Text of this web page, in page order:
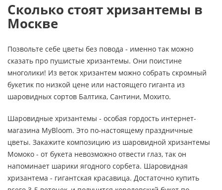
Сколько стоят хризантемы в
Москве
Позвольте себе цветы без повода - именно так можно
сказать про пушистые хризантемы. Они поистине
многолики! Из веток хризантем можно собрать скромный
букетик по низкой цене или настоящего гиганта из
шаровидных сортов Балтика, Сантини, Мохито.
Шаровидные хризантемы - особая гордость интернет-
магазина MyBloom. Это по-настоящему праздничные
цветы. Закажите композицию из шаровидной хризантемы
Момоко - от букета невозможно отвести глаз, так он
напоминает шарики ягодного сорбета. Шаровидная
хризантема - гигантская красавица. Достаточно купить